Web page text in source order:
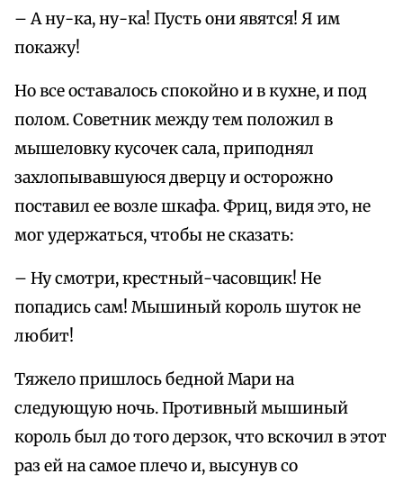
– А ну-ка, ну-ка! Пусть они явятся! Я им
покажу!
Но все оставалось спокойно и в кухне, и под
полом. Советник между тем положил в
мышеловку кусочек сала, приподнял
захлопывавшуюся дверцу и осторожно
поставил ее возле шкафа. Фриц, видя это, не
мог удержаться, чтобы не сказать:
– Ну смотри, крестный-часовщик! Не
попадись сам! Мышиный король шуток не
любит!
Тяжело пришлось бедной Мари на
следующую ночь. Противный мышиный
король был до того дерзок, что вскочил в этот
раз ей на самое плечо и, высунув со